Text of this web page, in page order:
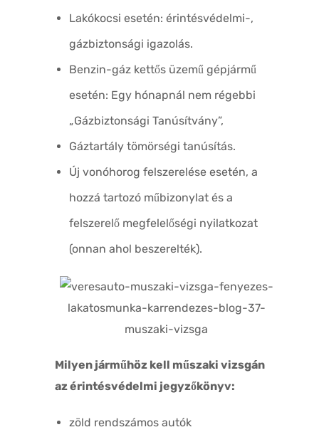
Lakókocsi esetén: érintésvédelmi-,
gázbiztonsági igazolás.
Benzin-gáz kettős üzemű gépjármű
esetén: Egy hónapnál nem régebbi
„Gázbiztonsági Tanúsítvány”,
Gáztartály tömörségi tanúsítás.
Új vonóhorog felszerelése esetén, a
hozzá tartozó műbizonylat és a
felszerelő megfelelőségi nyilatkozat
(onnan ahol beszerelték).
Milyen járműhöz kell műszaki vizsgán
az érintésvédelmi jegyzőkönyv:
zöld rendszámos autók